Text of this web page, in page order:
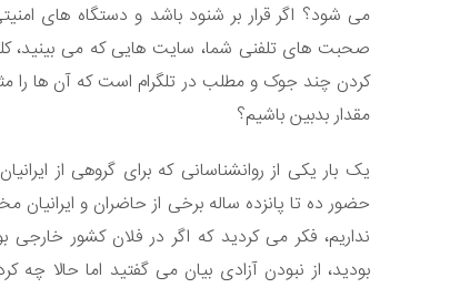
می شود؟ اگر قرار بر شنود باشد و دستگاه های
صحبت های تلفنی شما، سایت هایی که می بینید،
کردن چند جوک و مطلب در تلگرام است که آن ها را
مقدار بدبین باشیم؟
یک بار یکی از روانشناسانی که برای گروهی از
حضور ده تا پانزده ساله برخی از حاضران و
نداریم، فکر می کردید که اگر در فلان کشور
بودید، از نبودن آزادی بیان می گفتید اما حالا